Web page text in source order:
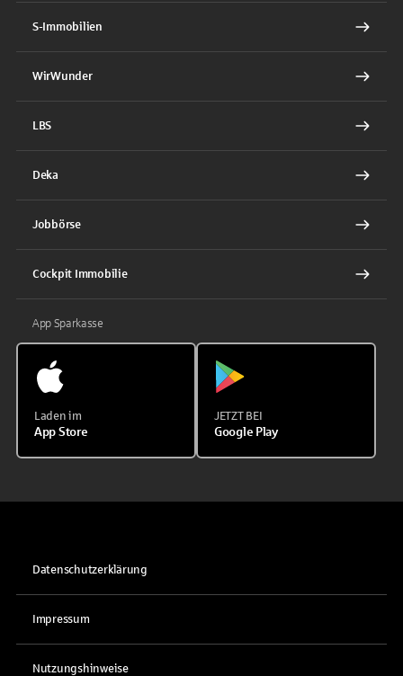
S-Immobilien
WirWunder
LBS
Deka
Jobbörse
Cockpit Immobilie
App Sparkasse
Laden im
App Store
JETZT BEI
Google Play
Datenschutzerklärung
Impressum
Nutzungshinweise